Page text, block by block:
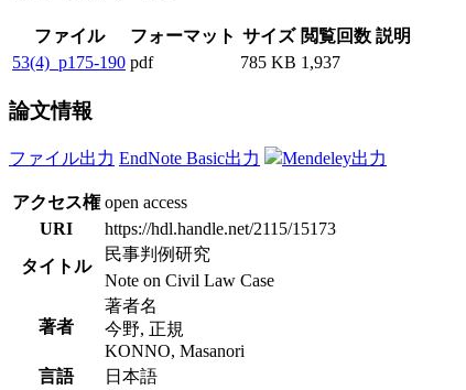
ファイル フォーマット サイズ 閲覧回数 説明
53(4)_p175-190 pdf 785 KB 1,937
論文情報
ファイル出力 EndNote Basic出力 Mendeley出力
アクセス権 open access
URI
https://hdl.handle.net/2115/15173
タイトル
民事判例研究
Note on Civil Law Case
著者
著者名
今野, 正規
KONNO, Masanori
言語
日本語